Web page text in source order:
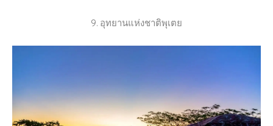
9. อุทยานแห่งชาติพุเตย